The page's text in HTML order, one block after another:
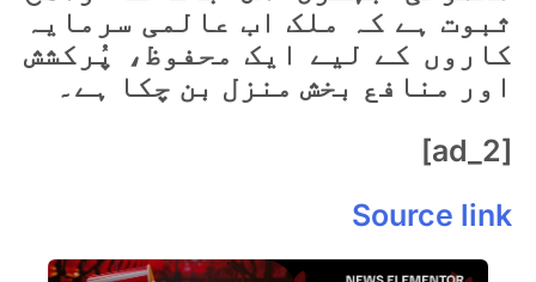
ثبوت ہے کہ ملک اب عالمی سرمایہ
کاروں کے لیے ایک محفوظ، پُرکشش
اور منافع بخش منزل بن چکا ہے۔
[ad_2]
Source link